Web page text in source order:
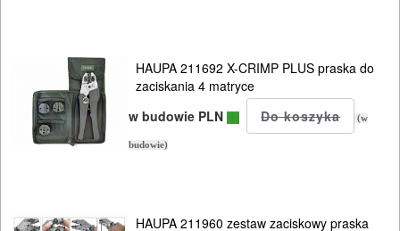
HAUPA 211692 X-CRIMP PLUS praska do
zaciskania 4 matryce
w budowie PLN
(w
budowie)
HAUPA 211960 zestaw zaciskowy praska